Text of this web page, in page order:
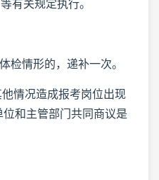
有关规定执行。
检情形的，递补一次。
情况造成报考岗位出现
和主管部门共同商议是